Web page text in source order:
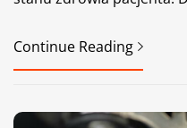
Continue Reading